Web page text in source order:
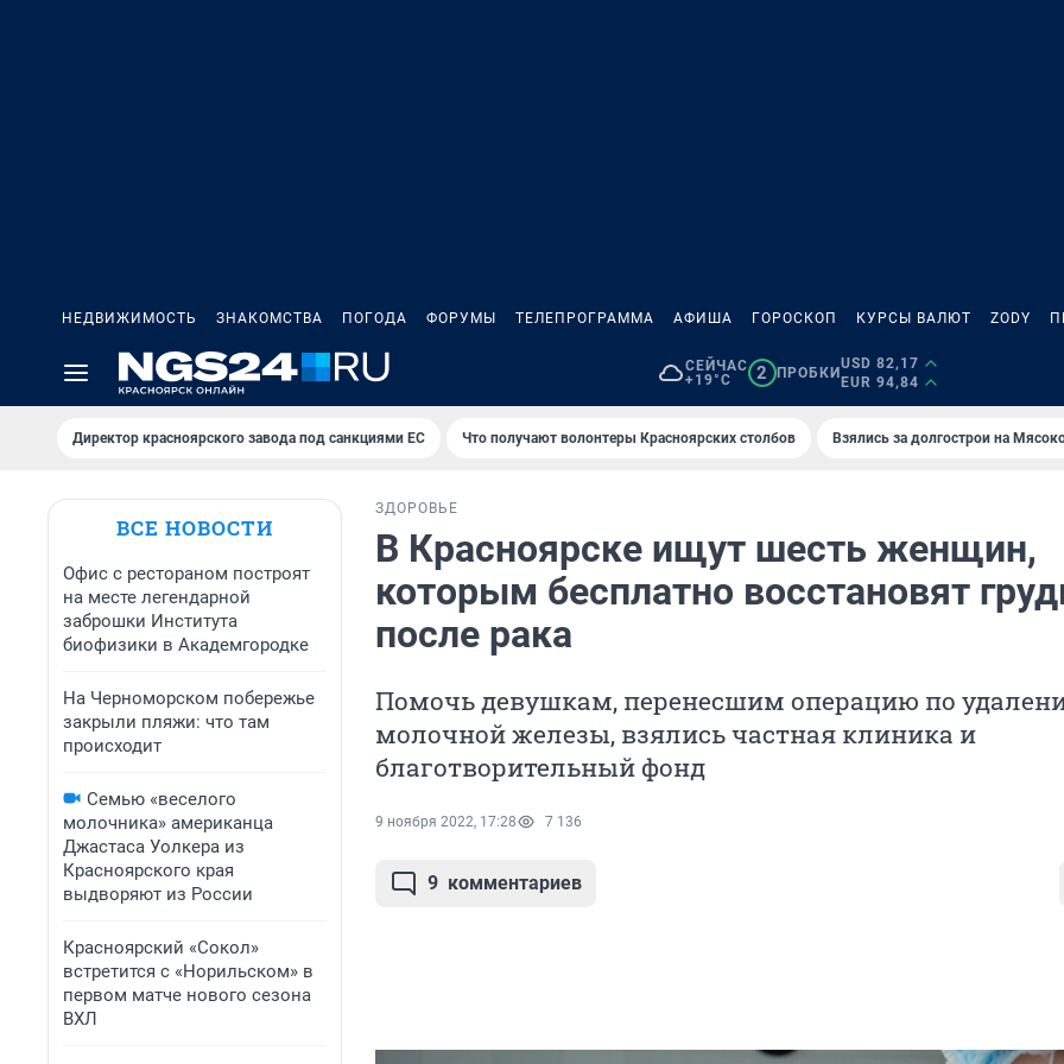
НЕДВИЖИМОСТЬ ЗНАКОМСТВА ПОГОДА ФОРУМЫ ТЕЛЕПРОГРАММА АФИША ГОРОСКОП КУРСЫ ВАЛЮТ ZODY
СЕЙЧАС
+19°C
2 ПРОБКИ
USD 82,17
EUR 94,84
Директор красноярского завода под санкциями ЕС Что получают волонтеры Красноярских столбов Взялись за долгострои на
ВСЕ НОВОСТИ
Офис с рестораном построят
на месте легендарной
заброшки Института
биофизики в Академгородке
На Черноморском побережье
закрыли пляжи: что там
происходит
Семью «веселого
молочника» американца
Джастаса Уолкера из
Красноярского края
выдворяют из России
Красноярский «Сокол»
встретится с «Норильском» в
первом матче нового сезона
ВХЛ
ЗДОРОВЬЕ
В Красноярске ищут шесть женщин,
которым бесплатно восстановят
после рака
Помочь девушкам, перенесшим операцию по
молочной железы, взялись частная клиника и
благотворительный фонд
9 ноября 2022, 17:28 7 136
9 комментариев